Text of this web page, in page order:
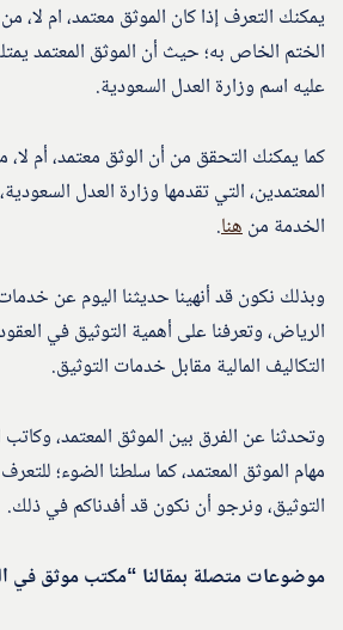
يمكنك التعرف إذا كان الموثق معتمد، ام لا،
الختم الخاص به؛ حيث أن الموثق المعتمد
عليه اسم وزارة العدل السعودية.
كما يمكنك التحقق من أن الوثق معتمد، أم لا،
المعتمدين، التي تقدمها وزارة العدل
الخدمة منهنا.
وبذلك نكون قد أنهينا حديثنا اليوم عن
الرياض، وتعرفنا على أهمية التوثيق في
التكاليف المالية مقابل خدمات التوثيق.
وتحدثنا عن الفرق بين الموثق المعتمد،
مهام الموثق المعتمد، كما سلطنا الضوء؛
التوثيق، ونرجو أن نكون قد أفدناكم في ذلك.
موضوعات متصلة بمقالنا “مكتب موثق في